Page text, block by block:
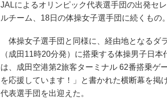
JALによるオリンピック代表選手団の出発セ
ルチーム、18日の体操女子選手団に続くもの。
体操女子選手団と同様に、経由地となるダ
（成田11時20分発）に搭乗する体操男子日
は、成田空港第2旅客ターミナル 62番搭乗ゲ
を応援しています！」と書かれた横断幕を掲
代表選手団を出迎えた。